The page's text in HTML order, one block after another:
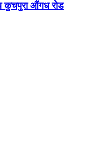
औंगध रोड